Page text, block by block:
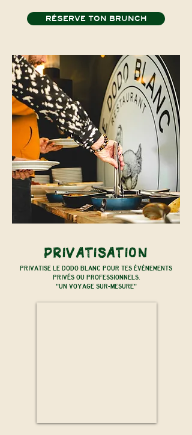
RÉSERVE TON BRUNCH
PRIVATISATION
PRIVATISE LE DODO BLANC POUR TES ÉVÈNEMENTS
PRIVÉS OU PROFESSIONNELS.
"UN VOYAGE SUR-MESURE"